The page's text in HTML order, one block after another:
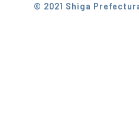
© 2021 Shiga